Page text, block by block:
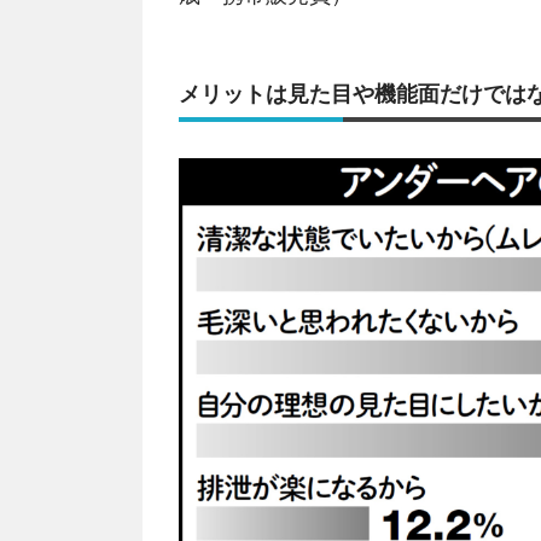
メリットは見た目や機能面だけでは